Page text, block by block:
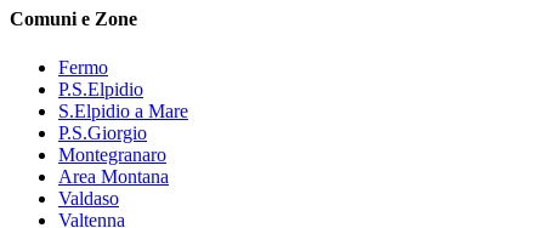
Comuni e Zone
Fermo
P.S.Elpidio
S.Elpidio a Mare
P.S.Giorgio
Montegranaro
Area Montana
Valdaso
Valtenna